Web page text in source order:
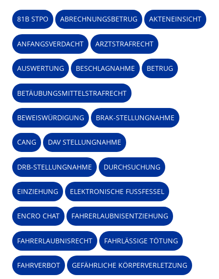
81B STPO ABRECHNUNGSBETRUG AKTENEINSICHT
ANFANGSVERDACHT ARZTSTRAFRECHT
AUSWERTUNG BESCHLAGNAHME BETRUG
BETÄUBUNGSMITTELSTRAFRECHT
BEWEISWÜRDIGUNG BRAK-STELLUNGNAHME
CANG DAV STELLUNGNAHME
DRB-STELLUNGNAHME DURCHSUCHUNG
EINZIEHUNG ELEKTRONISCHE FUSSFESSEL
ENCRO CHAT FAHRERLAUBNISENTZIEHUNG
FAHRERLAUBNISRECHT FAHRLÄSSIGE TÖTUNG
FAHRVERBOT GEFÄHRLICHE KÖRPERVERLETZUNG